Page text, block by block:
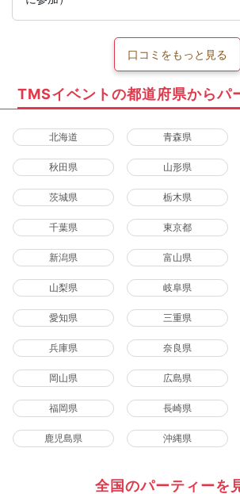
口コミをもっと見る
TMSイベントの都道府県からパ
北海道 青森県
秋田県 山形県
茨城県 栃木県
千葉県 東京都
新潟県 富山県
山梨県 岐阜県
愛知県 三重県
兵庫県 奈良県
岡山県 広島県
福岡県 長崎県
鹿児島県 沖縄県
全国のパーティーを